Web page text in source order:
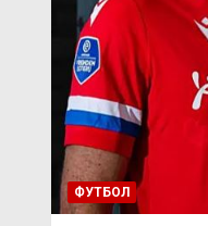
ФУТБОЛ